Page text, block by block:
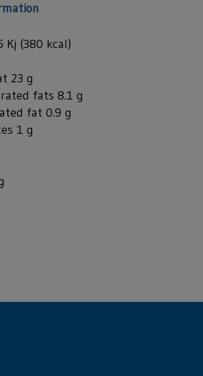
Kj (380 kcal)
23 g
fats 8.1 g
fat 0.9 g
1 g